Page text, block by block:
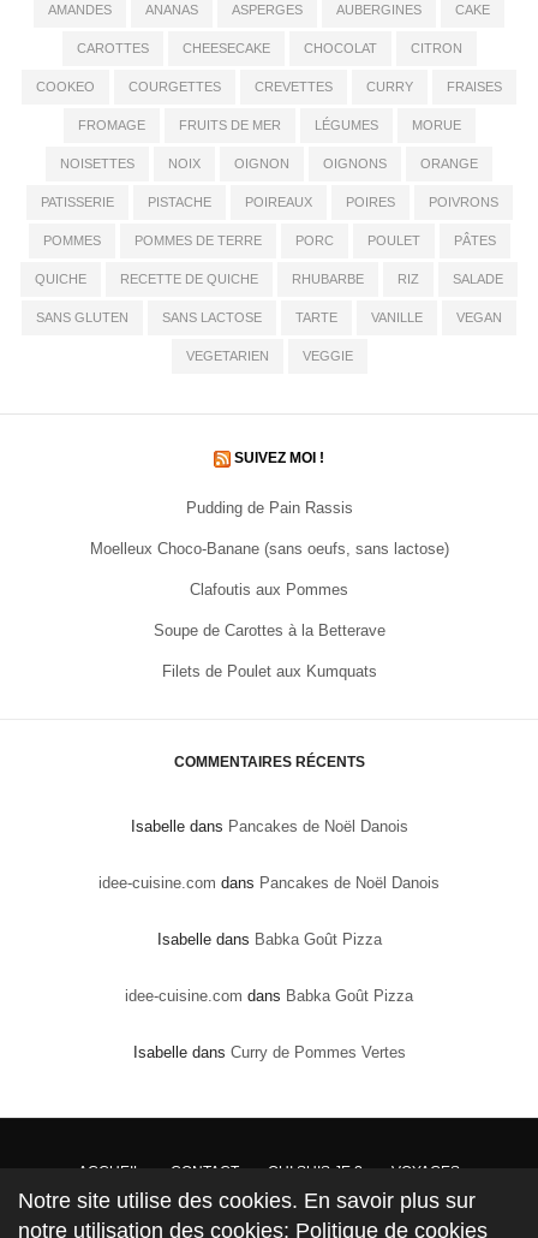
AMANDES ANANAS ASPERGES AUBERGINES CAKE
CAROTTES CHEESECAKE CHOCOLAT CITRON
COOKEO COURGETTES CREVETTES CURRY FRAISES
FROMAGE FRUITS DE MER LÉGUMES MORUE
NOISETTES NOIX OIGNON OIGNONS ORANGE
PATISSERIE PISTACHE POIREAUX POIRES POIVRONS
POMMES POMMES DE TERRE PORC POULET PÂTES
QUICHE RECETTE DE QUICHE RHUBARBE RIZ SALADE
SANS GLUTEN SANS LACTOSE TARTE VANILLE VEGAN
VEGETARIEN VEGGIE
SUIVEZ MOI !
Pudding de Pain Rassis
Moelleux Choco-Banane (sans oeufs, sans lactose)
Clafoutis aux Pommes
Soupe de Carottes à la Betterave
Filets de Poulet aux Kumquats
COMMENTAIRES RÉCENTS
Isabelledans Pancakes de Noël Danois
idee-cuisine.com dans Pancakes de Noël Danois
Isabelledans Babka Goût Pizza
idee-cuisine.com dans Babka Goût Pizza
Isabelledans Curry de Pommes Vertes
ACCUEIL CONTACT QUI SUIS JE ? VOYAGES
DROITS DE PROPRIÉTÉ : Conformément à la loi, les textes, recettes et photos sont la
propriété exclusive du site www.mesinspirationsgourmandes.fr AUCUN DROIT DE COPIE
Notre site utilise des cookies. En savoir plus sur
notre utilisation des cookies: Politique de cookies